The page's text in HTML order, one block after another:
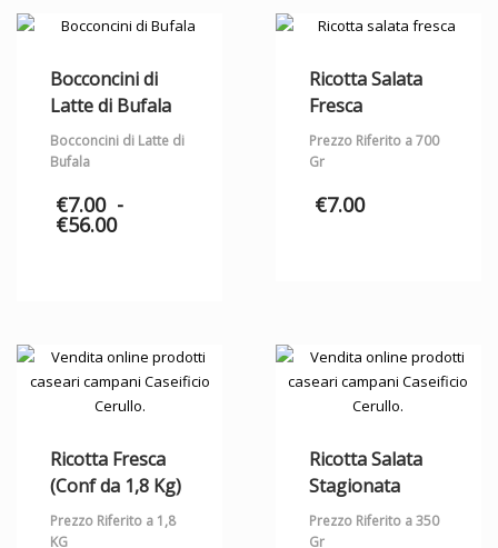
Bocconcini di
Latte di Bufala
Bocconcini di Latte di
Bufala
€7.00 -
€56.00
Ricotta Salata
Fresca
Prezzo Riferito a 700
Gr
€7.00
Ricotta Fresca
(Conf da 1,8 Kg)
Prezzo Riferito a 1,8
KG
Ricotta Salata
Stagionata
Prezzo Riferito a 350
Gr